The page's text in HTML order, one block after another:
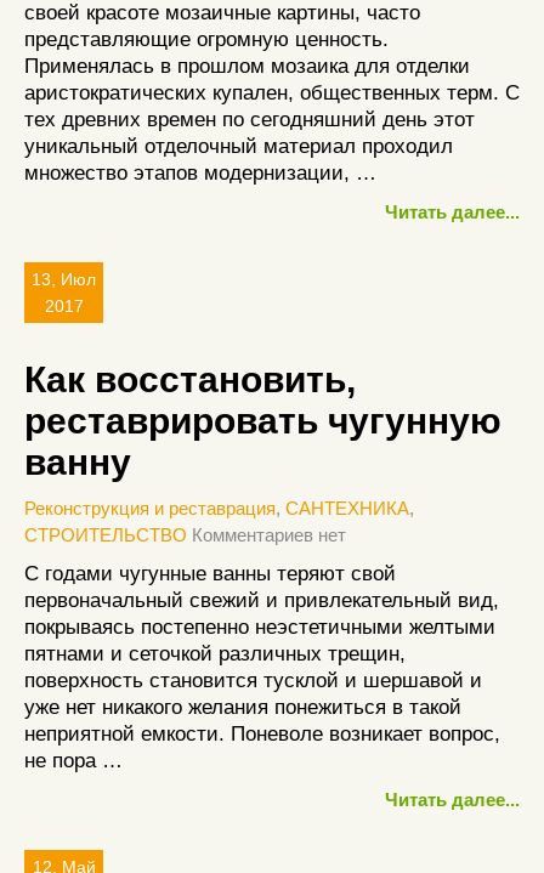
своей красоте мозаичные картины, часто
представляющие огромную ценность.
Применялась в прошлом мозаика для отделки
аристократических купален, общественных терм. С
тех древних времен по сегодняшний день этот
уникальный отделочный материал проходил
множество этапов модернизации, …
Читать далее...
13, Июл
2017
Как восстановить,
реставрировать чугунную
ванну
Реконструкция и реставрация, САНТЕХНИКА,
СТРОИТЕЛЬСТВО Комментариев нет
С годами чугунные ванны теряют свой
первоначальный свежий и привлекательный вид,
покрываясь постепенно неэстетичными желтыми
пятнами и сеточкой различных трещин,
поверхность становится тусклой и шершавой и
уже нет никакого желания понежиться в такой
неприятной емкости. Поневоле возникает вопрос,
не пора …
Читать далее...
12, Май